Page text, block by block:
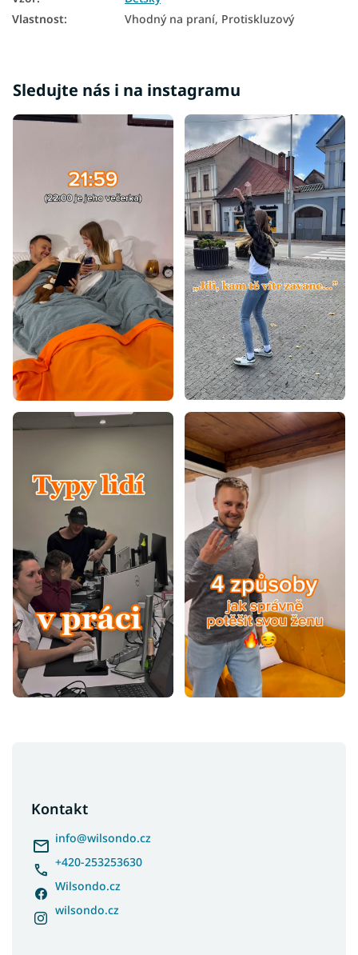
Vlastnost: Vhodný na praní, Protiskluzový
Sledujte nás i na instagramu
Kontakt
info@wilsondo.cz
+420-253253630
Wilsondo.cz
wilsondo.cz